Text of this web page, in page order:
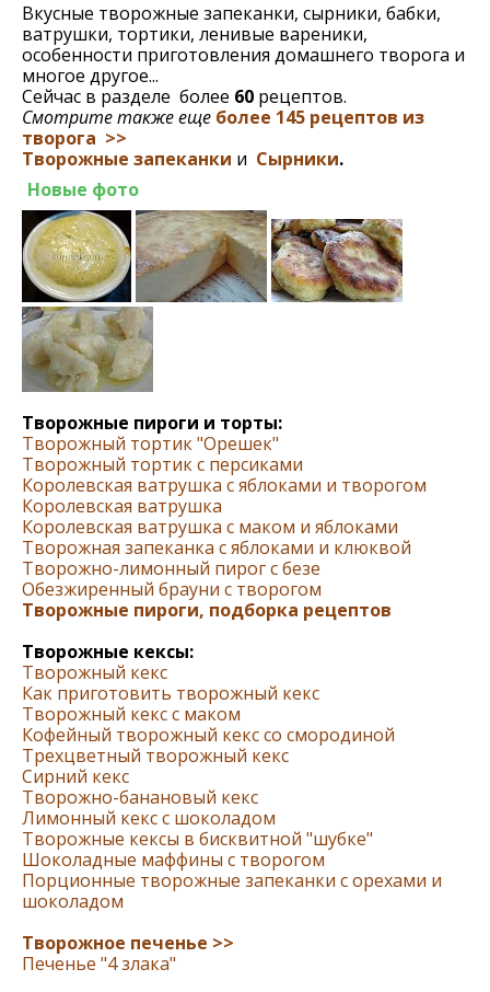
Вкусные творожные запеканки, сырники, бабки,
ватрушки, тортики, ленивые вареники,
особенности приготовления домашнего творога и
многое другое...
Сейчас в разделе более 60 рецептов.
Смотрите также еще более 145 рецептов из
творога >>
Творожные запеканки и Cырники.
Новые фото
Творожные пироги и торты:
Творожный тортик "Орешек"
Творожный тортик с персиками
Королевская ватрушка с яблоками и творогом
Королевская ватрушка
Королевская ватрушка с маком и яблоками
Творожная запеканка с яблоками и клюквой
Творожно-лимонный пирог с безе
Обезжиренный брауни с творогом
Творожные пироги, подборка рецептов
Творожные кексы:
Творожный кекс
Как приготовить творожный кекс
Творожный кекс с маком
Кофейный творожный кекс со смородиной
Трехцветный творожный кекс
Сирний кекс
Творожно-банановый кекс
Лимонный кекс с шоколадом
Творожные кексы в бисквитной "шубке"
Шоколадные маффины с творогом
Порционные творожные запеканки с орехами и
шоколадом
Творожное печенье >>
Печенье "4 злака"